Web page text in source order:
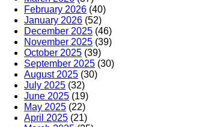
February 2026 (40)
January 2026 (52)
December 2025 (46)
November 2025 (39)
October 2025 (39)
September 2025 (30)
August 2025 (30)
July 2025 (32)
June 2025 (19)
May 2025 (22)
April 2025 (21)